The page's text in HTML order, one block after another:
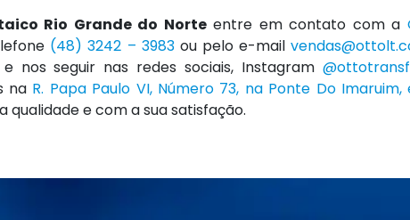
Rio Grande do Norteentre em contato com a
(48) 3242 – 3983ou pelo e-mail
nos seguir nas redes sociais, Instagram
na R. Papa Paulo VI, Número 73, na Ponte Do
e com a sua satisfação.